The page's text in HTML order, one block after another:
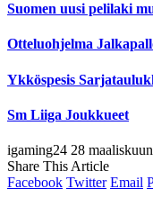
Suomen uusi pelilaki
Otteluohjelma
Ykköspesis
Sm Liiga Joukkueet
igaming24 28
Share This Article
Facebook Twitter Email